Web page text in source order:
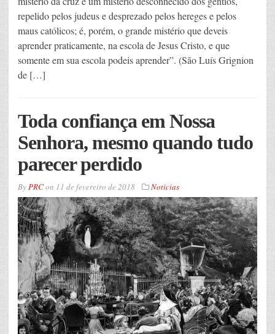
repelido pelos judeus e desprezado pelos hereges e pelos
maus católicos; é, porém, o grande mistério que deveis
aprender praticamente, na escola de Jesus Cristo, e que
somente em sua escola podeis aprender”. (São Luís Grignion
de […]
Toda confiança em Nossa
Senhora, mesmo quando tudo
parecer perdido
ByPRCon 11 de fevereiro de 2018 Noticias